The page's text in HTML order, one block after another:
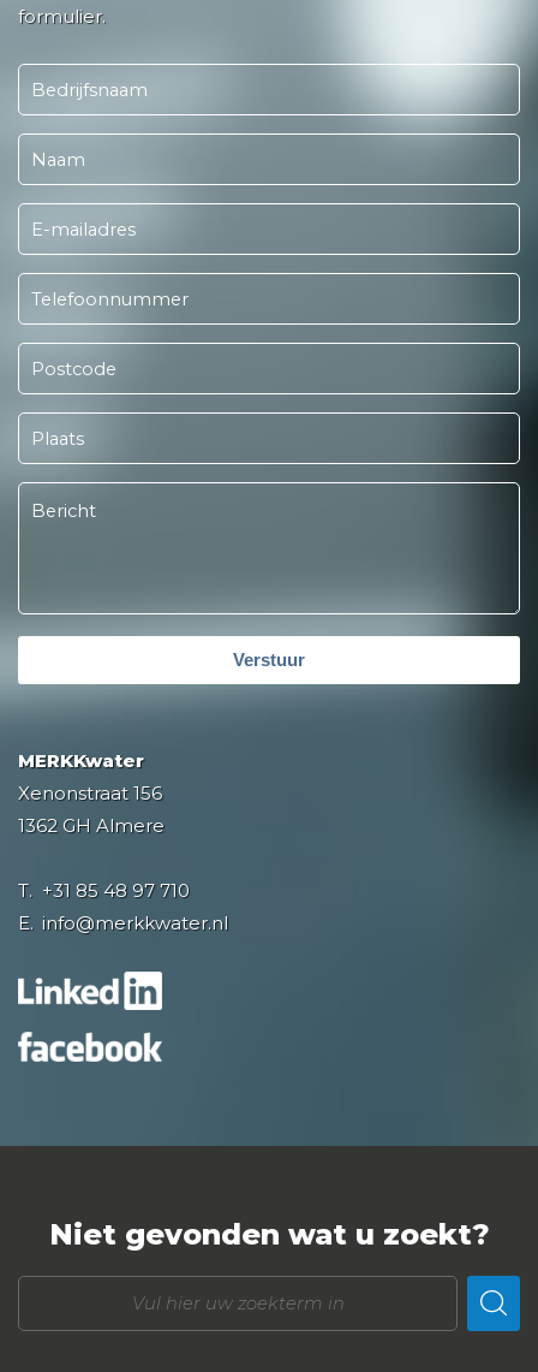
formulier.
Verstuur
MERKKwater
Xenonstraat 156
1362 GH Almere
T. +31 85 48 97 710
E. info@merkkwater.nl
Niet gevonden wat u zoekt?